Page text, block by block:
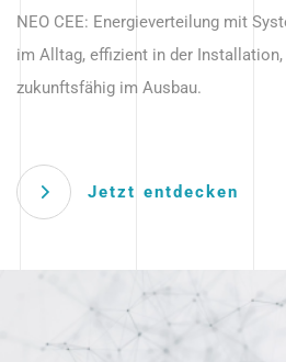
beginnt
NEO CEE: Energieverteilung mit
im Alltag, effizient in der Installation,
zukunftsfähig im Ausbau.
Jetzt entdecken
Anwendungen – robust, IP-geschützt
zukunftsfähig.